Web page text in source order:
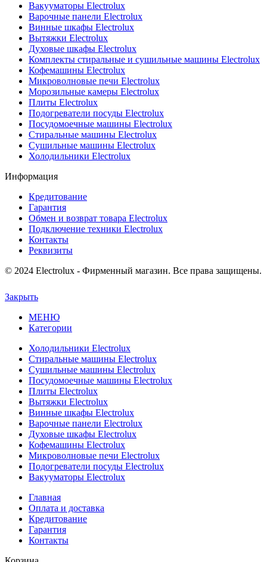
Вакууматоры Electrolux
Варочные панели Electrolux
Винные шкафы Electrolux
Вытяжки Electrolux
Духовые шкафы Electrolux
Комплекты стиральные и сушильные машины Electrolux
Кофемашины Electrolux
Микроволновые печи Electrolux
Морозильные камеры Electrolux
Плиты Electrolux
Подогреватели посуды Electrolux
Посудомоечные машины Electrolux
Стиральные машины Electrolux
Сушильные машины Electrolux
Холодильники Electrolux
Информация
Кредитование
Гарантия
Обмен и возврат товара Electrolux
Подключение техники Electrolux
Контакты
Реквизиты
© 2024 Electrolux - Фирменный магазин. Все права защищены.
Закрыть
МЕНЮ
Категории
Холодильники Electrolux
Стиральные машины Electrolux
Сушильные машины Electrolux
Посудомоечные машины Electrolux
Плиты Electrolux
Вытяжки Electrolux
Винные шкафы Electrolux
Варочные панели Electrolux
Духовые шкафы Electrolux
Кофемашины Electrolux
Микроволновые печи Electrolux
Подогреватели посуды Electrolux
Вакууматоры Electrolux
Главная
Оплата и доставка
Кредитование
Гарантия
Контакты